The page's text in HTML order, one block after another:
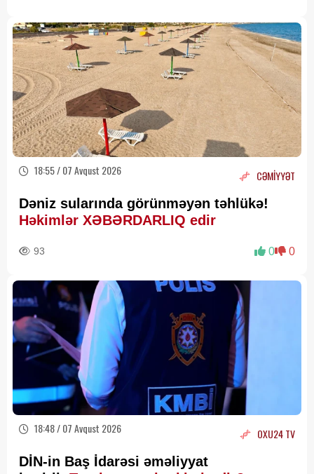
18:55 / 07 Avqust 2026 CƏMİYYƏT
Dəniz sularında görünməyən təhlükə!
Həkimlər XƏBƏRDARLIQ edir
93 0 0
18:48 / 07 Avqust 2026 OXU24 TV
DİN-in Baş İdarəsi əməliyyat